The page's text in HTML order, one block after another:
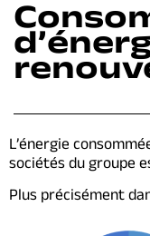
L’énergie
sociétés du groupe
Plus précisément